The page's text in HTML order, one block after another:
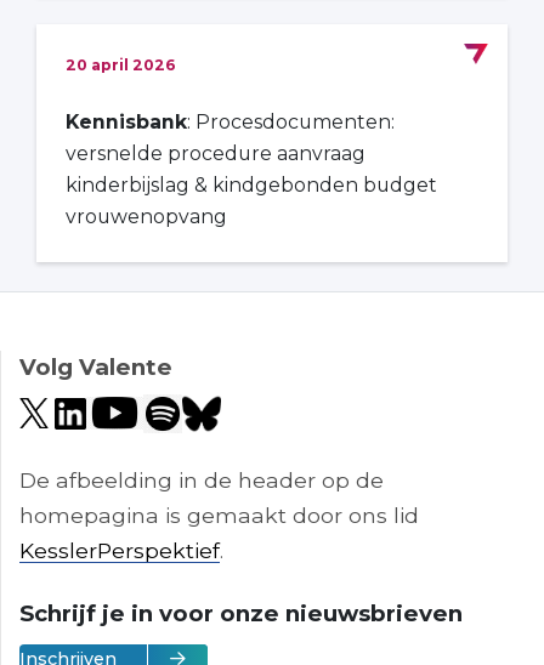
20 april 2026
Kennisbank: Procesdocumenten:
versnelde procedure aanvraag
kinderbijslag & kindgebonden budget
vrouwenopvang
Volg Valente
De afbeelding in de header op de
homepagina is gemaakt door ons lid
KesslerPerspektief.
Schrijf je in voor onze nieuwsbrieven
Inschrijven